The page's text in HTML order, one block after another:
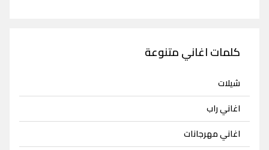
كلمات اغاني متنوعة
شيلات
اغاني راب
اغاني مهرجانات